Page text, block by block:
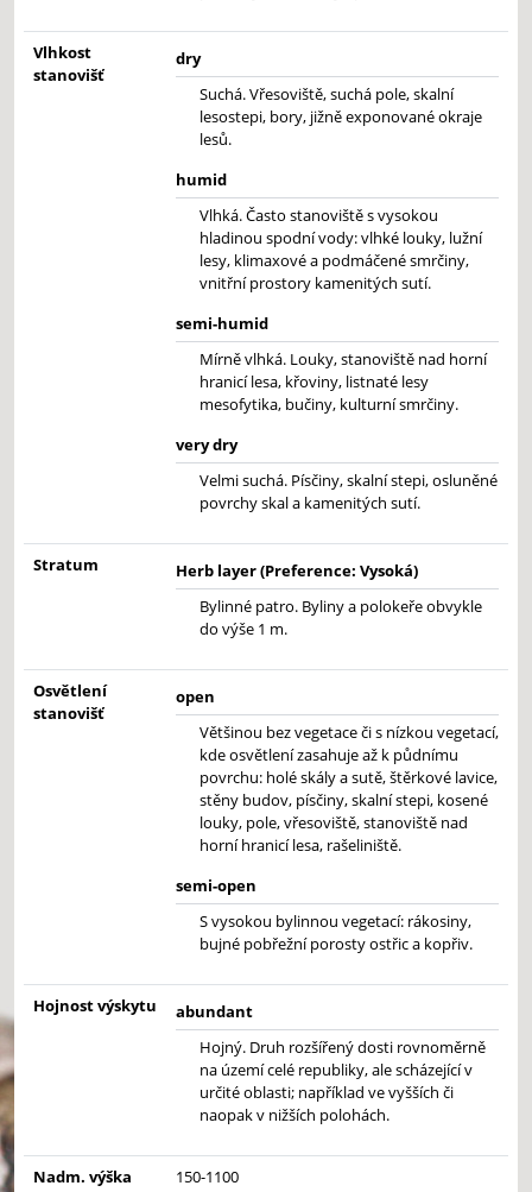
Vlhkost
stanovišť
dry
Suchá. Vřesoviště, suchá pole, skalní
lesostepi, bory, jižně exponované okraje
lesů.
humid
Vlhká. Často stanoviště s vysokou
hladinou spodní vody: vlhké louky, lužní
lesy, klimaxové a podmáčené smrčiny,
vnitřní prostory kamenitých sutí.
semi-humid
Mírně vlhká. Louky, stanoviště nad horní
hranicí lesa, křoviny, listnaté lesy
mesofytika, bučiny, kulturní smrčiny.
very dry
Velmi suchá. Písčiny, skalní stepi, osluněné
povrchy skal a kamenitých sutí.
Stratum
Herb layer (Preference: Vysoká)
Bylinné patro. Byliny a polokeře obvykle
do výše 1 m.
Osvětlení
stanovišť
open
Většinou bez vegetace či s nízkou vegetací,
kde osvětlení zasahuje až k půdnímu
povrchu: holé skály a sutě, štěrkové lavice,
stěny budov, písčiny, skalní stepi, kosené
louky, pole, vřesoviště, stanoviště nad
horní hranicí lesa, rašeliniště.
semi-open
S vysokou bylinnou vegetací: rákosiny,
bujné pobřežní porosty ostřic a kopřiv.
Hojnost výskytu
abundant
Hojný. Druh rozšířený dosti rovnoměrně
na území celé republiky, ale scházející v
určité oblasti; například ve vyšších či
naopak v nižších polohách.
Nadm. výška 150-1100